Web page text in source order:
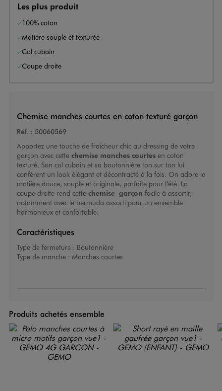
Les plus produit
100% coton
Matière souple et texturée
Col cubain
Coupe droite
Chemise manches courtes en coton texturé garçon
Réf. : 50060569
Apportez une touche de fraîcheur chic au dressing de votre
garçon avec cette chemise manches courtesen coton
texturé. Son col cubain et sa boutonnière ton sur ton lui
confèrent un look élégant et décontracté à la fois. On adore la
matière douce, souple et originale, parfaite pour l’été. La
coupe droite rend cette chemise garçon facile à assortir,
notamment avec le bermuda assorti pour un ensemble
harmonieux et confortable.
Caractéristiques
Type de fermeture : Boutonnière
Type de manche : Manches courtes
Produits achetés ensemble